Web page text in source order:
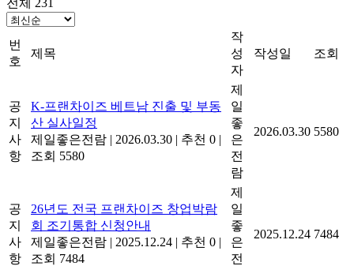
번
호
제목
작
성
자
작성일 조회
공
지
사
항
K-프랜차이즈 베트남 진출 및 부동
산 실사일정
제일좋은전람 | 2026.03.30 | 추천 0 |
조회 5580
제
일
좋
은
전
람
2026.03.30 5580
공
지
사
항
26년도 전국 프랜차이즈 창업박람
회 조기통합 신청안내
제일좋은전람 | 2025.12.24 | 추천 0 |
조회 7484
제
일
좋
은
전
2025.12.24 7484